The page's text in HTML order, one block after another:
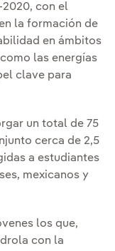
2020, con el
la formación de
en ámbitos
las energías
clave para
un total de 75
cerca de 2,5
a estudiantes
mexicanos y
los que,
con la